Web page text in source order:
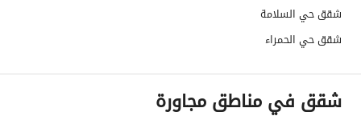
شقق حي السلامة
شقق حي الحمراء
شقق في مناطق مجاورة